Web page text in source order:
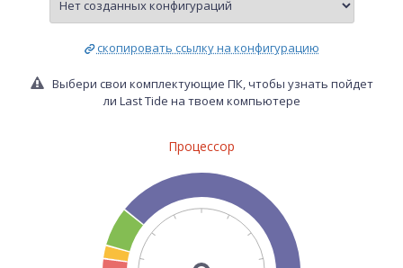
скопировать ссылку на конфигурацию
Выбери свои комплектующие ПК, чтобы узнать пойдет
ли Last Tide на твоем компьютере
Процессор